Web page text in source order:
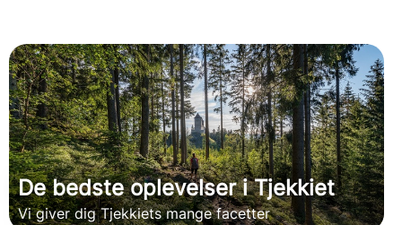
De bedste oplevelser i Tjekkiet
Vi giver dig Tjekkiets mange facetter